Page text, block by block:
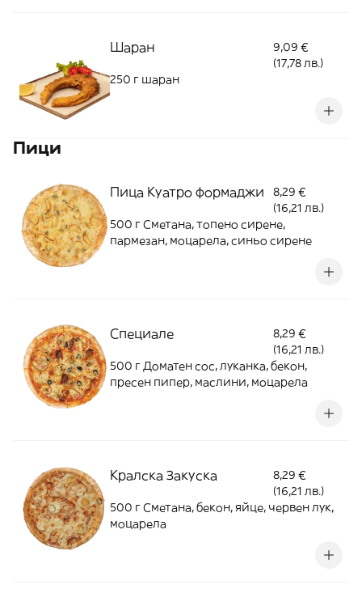
Шаран
9,09 €
(17,78 лв.)
250 г шаран
Пици
Пица Куатро формаджи
8,29 €
(16,21 лв.)
500 г Сметана, топено сирене,
пармезан, моцарела, синьо сирене
Специале
8,29 €
(16,21 лв.)
500 г Доматен сос, луканка, бекон,
пресен пипер, маслини, моцарела
Кралска Закуска
8,29 €
(16,21 лв.)
500 г Сметана, бекон, яйце, червен лук,
моцарела